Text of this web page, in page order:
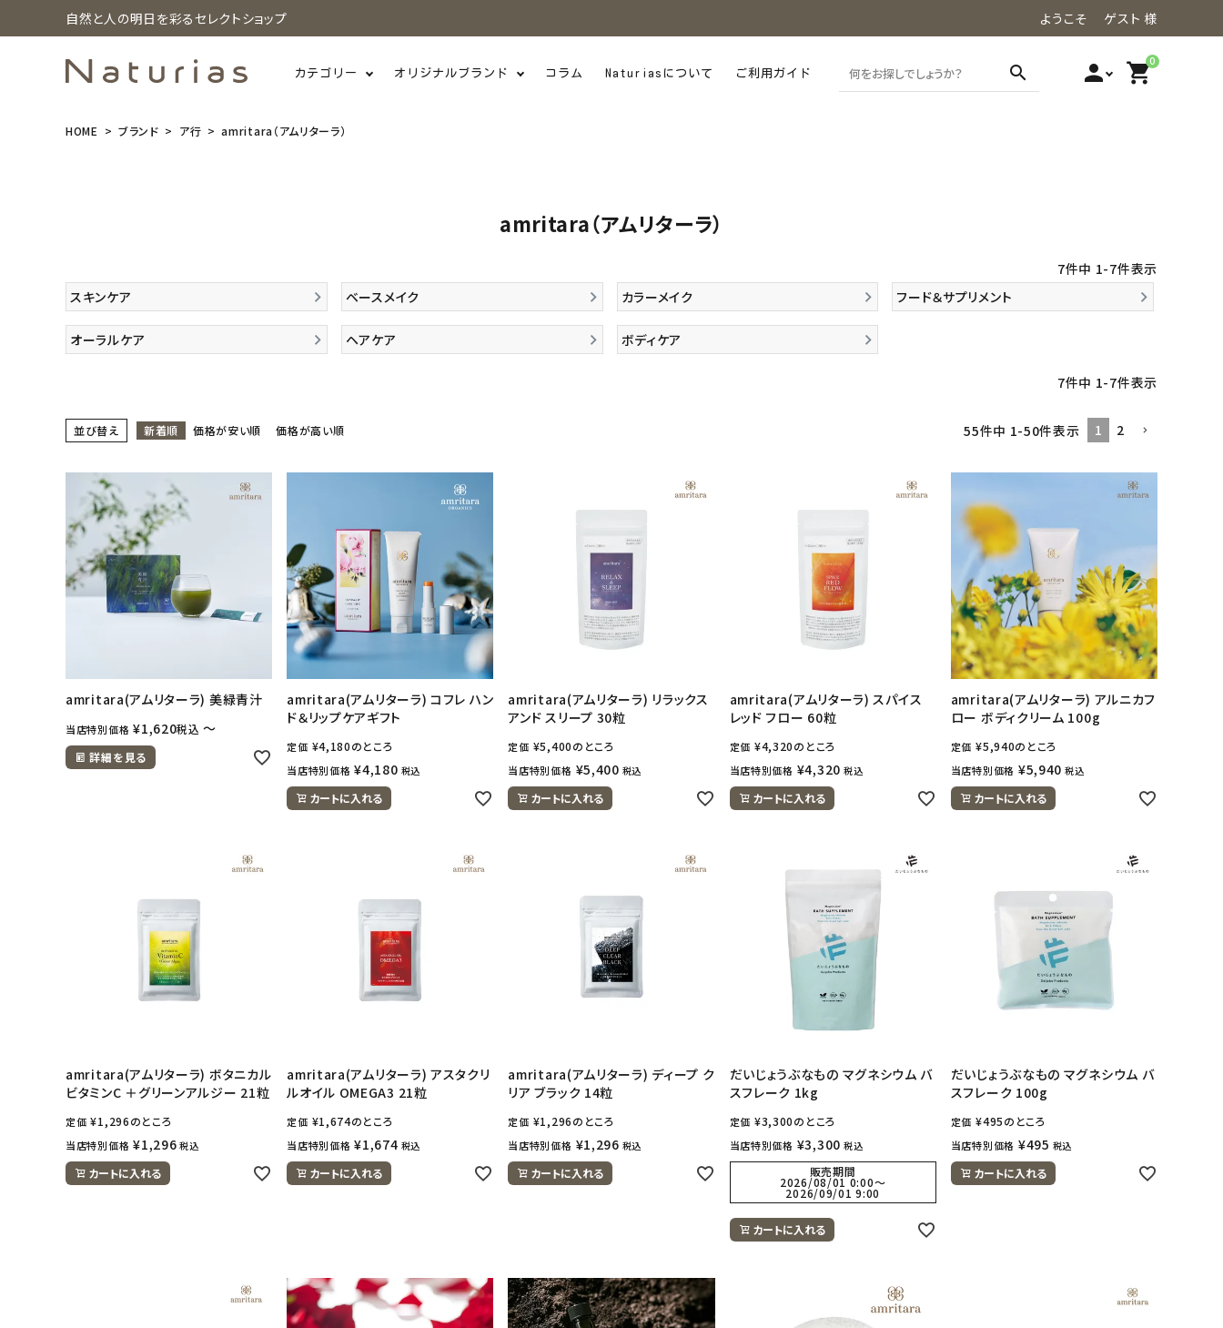
自然と人の明日を彩るセレクトショップ ようこそ ゲスト 様
カテゴリー オリジナルブランド コラム Naturiasについて ご利用ガイド search person 0
shopping_cart
カテゴリーから探す
美容・コスメ・香水
日用品雑貨
インナー・下着・ナイトウェア
キッズ・ベビー・マタニティ
定期購入
アルモニベルツ
コラム・スタッフのおすすめ
ご利用ガイド等
HOME ブランド ア行 amritara（アムリターラ）
amritara（アムリターラ）
7件中 1-7件表示
スキンケア
ベースメイク カラーメイク フード＆サプリメント
オーラルケア ヘアケア ボディケア
7件中 1-7件表示
並び替え 新着順 価格が安い順 価格が高い順 55件中 1-50件表示 1 2
amritara(アムリターラ) 美緑青汁
当店特別価格 ¥1,620税込 〜
詳細を見る
amritara(アムリターラ) コフレ ハン
ド＆リップケアギフト
定価 ¥4,180のところ
当店特別価格 ¥4,180 税込
カートに入れる
amritara(アムリターラ) リラックス
アンド スリープ 30粒
定価 ¥5,400のところ
当店特別価格 ¥5,400 税込
カートに入れる
amritara(アムリターラ) スパイス
レッド フロー 60粒
定価 ¥4,320のところ
当店特別価格 ¥4,320 税込
カートに入れる
amritara(アムリターラ) アルニカフ
ロー ボディクリーム 100g
定価 ¥5,940のところ
当店特別価格 ¥5,940 税込
カートに入れる
amritara(アムリターラ) ボタニカル
ビタミンC ＋グリーンアルジー 21粒
定価 ¥1,296のところ
当店特別価格 ¥1,296 税込
カートに入れる
amritara(アムリターラ) アスタクリ
ルオイル OMEGA3 21粒
定価 ¥1,674のところ
当店特別価格 ¥1,674 税込
カートに入れる
amritara(アムリターラ) ディープ ク
リア ブラック 14粒
定価 ¥1,296のところ
当店特別価格 ¥1,296 税込
カートに入れる
だいじょうぶなもの マグネシウム バ
スフレーク 1kg
定価 ¥3,300のところ
当店特別価格 ¥3,300 税込
販売期間
2026/08/01 0:00〜
2026/09/01 9:00
カートに入れる
だいじょうぶなもの マグネシウム バ
スフレーク 100g
定価 ¥495のところ
当店特別価格 ¥495 税込
カートに入れる